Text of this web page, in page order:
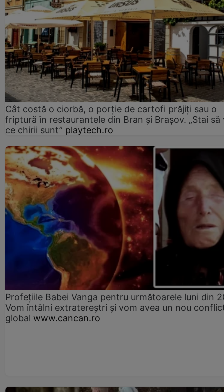
Cât costă o ciorbă, o porţie de cartofi prăjiţi sau o
friptură în restaurantele din Bran şi Braşov. „Stai să
ce chirii sunt” playtech.ro
Profețiile Babei Vanga pentru următoarele luni din
Vom întâlni extratereștri și vom avea un nou
global www.cancan.ro